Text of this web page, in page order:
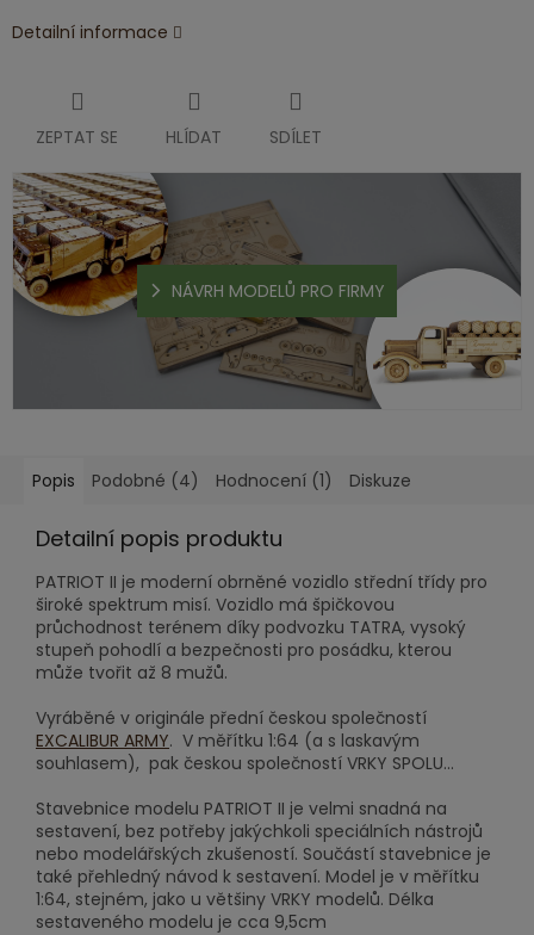
Detailní informace
ZEPTAT SE HLÍDAT SDÍLET
NÁVRH MODELŮ PRO FIRMY
Popis Podobné (4) Hodnocení (1) Diskuze
Detailní popis produktu
PATRIOT II je moderní obrněné vozidlo střední třídy pro
široké spektrum misí. Vozidlo má špičkovou
průchodnost terénem díky podvozku TATRA, vysoký
stupeň pohodlí a bezpečnosti pro posádku, kterou
může tvořit až 8 mužů.
Vyráběné v originále přední českou společností
EXCALIBUR ARMY. V měřítku 1:64 (a s laskavým
souhlasem), pak českou společností VRKY SPOLU...
Stavebnice modelu PATRIOT II je velmi snadná na
sestavení, bez potřeby jakýchkoli speciálních nástrojů
nebo modelářských zkušeností. Součástí stavebnice je
také přehledný návod k sestavení. Model je v měřítku
1:64, stejném, jako u většiny VRKY modelů. Délka
sestaveného modelu je cca 9,5cm